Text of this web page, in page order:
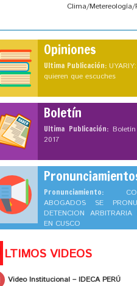
Clima/
Opiniones
Ultima Publicación:
quieren que escuches
Boletín
Ultima Publicación:
2017
Pronunciamiento:
ABOGADOS SE
DETENCION
EN CUSCO
LTIMOS VIDEOS
Video Institucional – IDECA PERÚ